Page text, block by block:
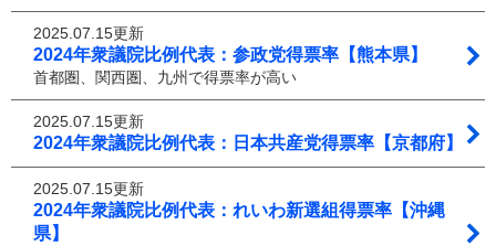
2025.07.15更新
2024年衆議院比例代表：参政党得票率【熊本県】
首都圏、関西圏、九州で得票率が高い
2025.07.15更新
2024年衆議院比例代表：日本共産党得票率【京都府】
2025.07.15更新
2024年衆議院比例代表：れいわ新選組得票率【沖縄
県】